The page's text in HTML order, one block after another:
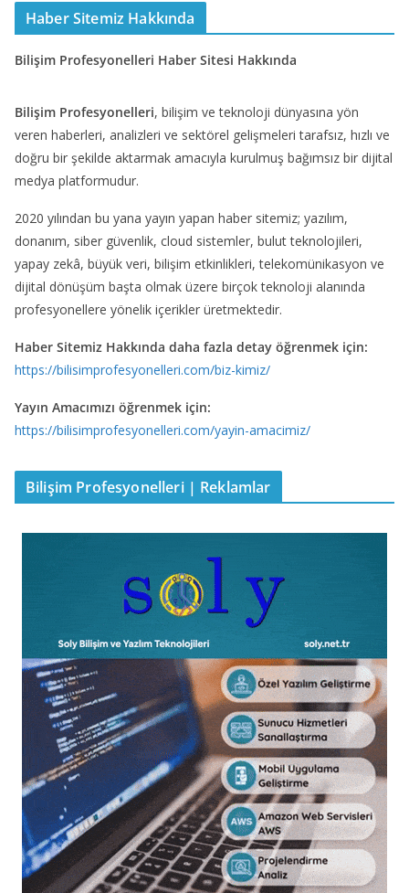
Haber Sitemiz Hakkında
Bilişim Profesyonelleri Haber Sitesi Hakkında
Bilişim Profesyonelleri, bilişim ve teknoloji dünyasına yön
veren haberleri, analizleri ve sektörel gelişmeleri tarafsız, hızlı ve
doğru bir şekilde aktarmak amacıyla kurulmuş bağımsız bir dijital
medya platformudur.
2020 yılından bu yana yayın yapan haber sitemiz; yazılım,
donanım, siber güvenlik, cloud sistemler, bulut teknolojileri,
yapay zekâ, büyük veri, bilişim etkinlikleri, telekomünikasyon ve
dijital dönüşüm başta olmak üzere birçok teknoloji alanında
profesyonellere yönelik içerikler üretmektedir.
Haber Sitemiz Hakkında daha fazla detay öğrenmek için:
https://bilisimprofesyonelleri.com/biz-kimiz/
Yayın Amacımızı öğrenmek için:
https://bilisimprofesyonelleri.com/yayin-amacimiz/
Bilişim Profesyonelleri | Reklamlar